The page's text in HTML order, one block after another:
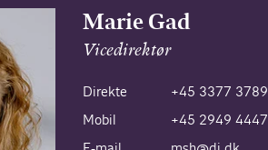
Marie Gad
Vicedirektør
Direkte
+45 3377 3789
Mobil
+45 2949 4447